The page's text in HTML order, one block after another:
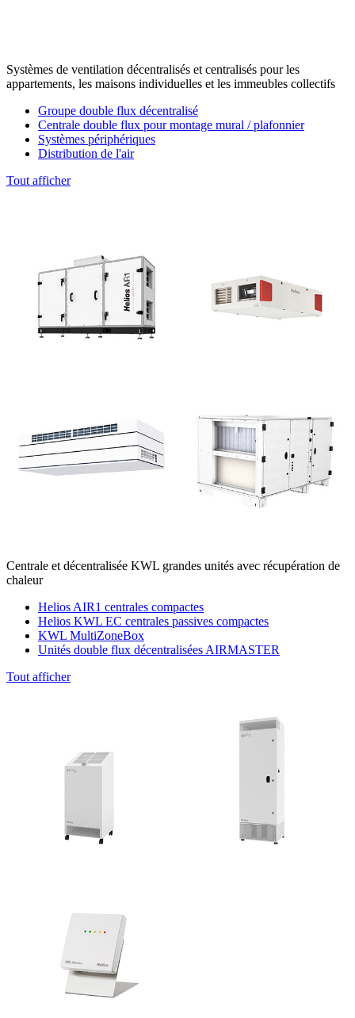
Systèmes de ventilation décentralisés et centralisés pour les
appartements, les maisons individuelles et les immeubles collectifs
Groupe double flux décentralisé
Centrale double flux pour montage mural / plafonnier
Systèmes périphériques
Distribution de l'air
Tout afficher
Centrale et décentralisée KWL grandes unités avec récupération de
chaleur
Helios AIR1 centrales compactes
Helios KWL EC centrales passives compactes
KWL MultiZoneBox
Unités double flux décentralisées AIRMASTER
Tout afficher